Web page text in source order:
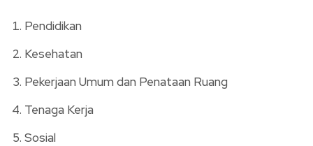
Pendidikan
Kesehatan
Pekerjaan Umum dan Penataan Ruang
Tenaga Kerja
Sosial